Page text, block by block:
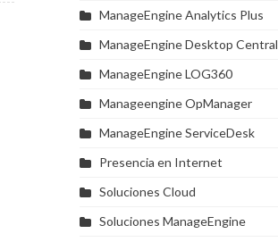
ManageEngine Analytics Plus
ManageEngine Desktop Central
ManageEngine LOG360
Manageengine OpManager
ManageEngine ServiceDesk
Presencia en Internet
Soluciones Cloud
Soluciones ManageEngine